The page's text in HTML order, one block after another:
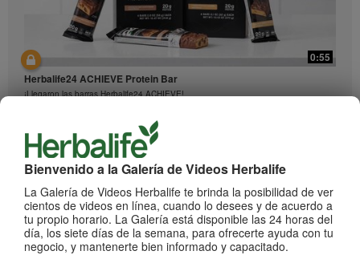
Bienvenido a la Galería de Videos Herbalife
La Galería de Videos Herbalife te brinda la posibilidad de ver
cientos de videos en línea, cuando lo desees y de acuerdo a
tu propio horario. La Galería está disponible las 24 horas del
día, los siete días de la semana, para ofrecerte ayuda con tu
negocio, y mantenerte bien informado y capacitado.
0:55
Herbalife24 ACHIEVE Protein Bar
¡Llegaron las barras Herbalife24 ACHIEVE!